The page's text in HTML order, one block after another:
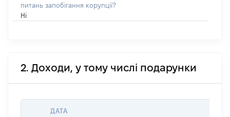
питань запобігання корупції?
Ні
2. Доходи, у тому числі подарунки
ДАТА